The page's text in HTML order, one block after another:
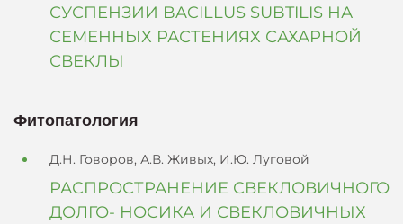
СУСПЕНЗИИ BACILLUS SUBTILIS НА
СЕМЕННЫХ РАСТЕНИЯХ САХАРНОЙ
СВЕКЛЫ
Фитопатология
Д.Н. Говоров, А.В. Живых, И.Ю. Луговой
РАСПРОСТРАНЕНИЕ СВЕКЛОВИЧНОГО
ДОЛГО- НОСИКА И СВЕКЛОВИЧНЫХ